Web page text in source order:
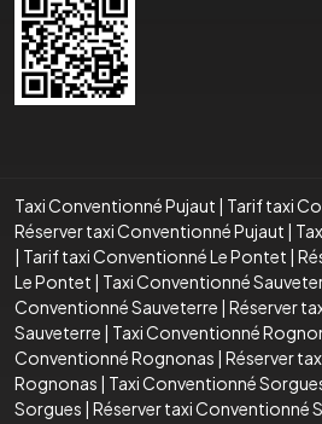
Taxi Conventionné Pujaut | Tarif taxi
Réserver taxi Conventionné Pujaut |
| Tarif taxi Conventionné Le Pontet |
Le Pontet | Taxi Conventionné
Conventionné Sauveterre | Réserver
Sauveterre | Taxi Conventionné
Conventionné Rognonas | Réserver
Rognonas | Taxi Conventionné
Sorgues | Réserver taxi Conventionné